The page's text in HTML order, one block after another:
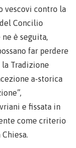
vescovi contro la
Concilio
è seguita,
far perdere
Tradizione
a-storica
e fissata in
come criterio